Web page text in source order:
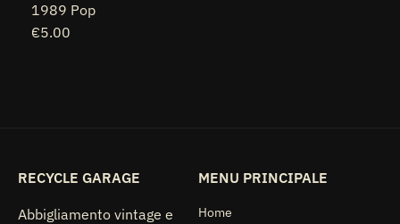
1989 Pop
€5.00
RECYCLE GARAGE
Abbigliamento vintage e
MENU PRINCIPALE
Home